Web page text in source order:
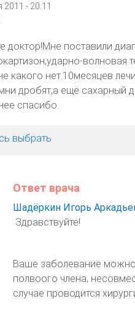
2011 - 20:11
доктор!Мне поставили
волновая
какого нет.10месяцев
дробят,а ещё сахарный
спасибо.
выбрать
Ответ врача
Шадёркин Игорь
Здравствуйте!
Ваше заболевание можно
полвоого члена,
случае проводится